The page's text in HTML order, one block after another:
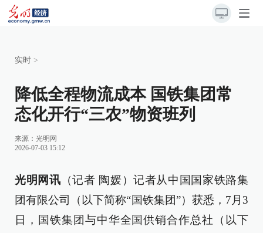
实时 >
降低全程物流成本 国铁集团常
态化开行“三农”物资班列
来源： 光明网
2026-07-03 15:12
光明网讯 （记者 陶媛）记者从中国国家铁路集
团有限公司（以下简称“国铁集团”）获悉，7月3
日，国铁集团与中华全国供销合作总社（以下